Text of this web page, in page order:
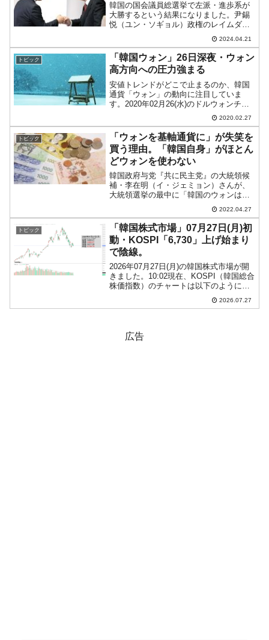
韓国の国会議員総選挙で左派・進歩系が
大勝するという結果になりました。尹錫
悦（ユン・ソギョル）政権のレイムダッ
クが始まるという観測が強まっており、
政府与党『国民の力』は国会では野党
『共に民主党』の立法を阻止できませ
ん。韓国の皆さんが望んだこと...
2024.04.21
トピック
「韓国ウォン」26日深夜・ウォン
高方向への圧力強まる
安値トレンドがどこで止まるのか、韓国
通貨「ウォン」の動向に注目していま
す。2020年02月26(水)のドルウォンチャ
ートですが、27日00：55現在（日本時
間）以下のようになっています（チャー
トは『Investing.com』より引用）。陽...
2020.02.27
トピック
「ウォンを基軸通貨に」が失笑を
買う理由。「韓国自身」がほとん
どウォンを使わない
韓国政府与党『共に民主党』の大統領候
補・李在明（イ・ジェミョン）さんが、
大統領選挙の最中に「韓国のウォンは基
軸通貨になれる」と主張して失笑を買っ
たことがありました。発言の元はあの
『全国経済人連合会』のリポートだった
わけですが、失笑を買っても...
2022.04.27
トピック
「韓国株式市場」07月27日(月)初
動・KOSPI「6,730」上げ始まり
で陰線。
2026年07月27日(月)の韓国株式市場が開
きました。10:02現在、KOSPI（韓国総合
株価指数）のチャートは以下のようにな
『Investing.com』より引用）。投資家別
2026.07.27
広告